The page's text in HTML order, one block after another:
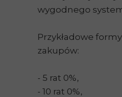
wygodnego
Przykładowe
zakupów:
- 5 rat 0%,
- 10 rat 0%,